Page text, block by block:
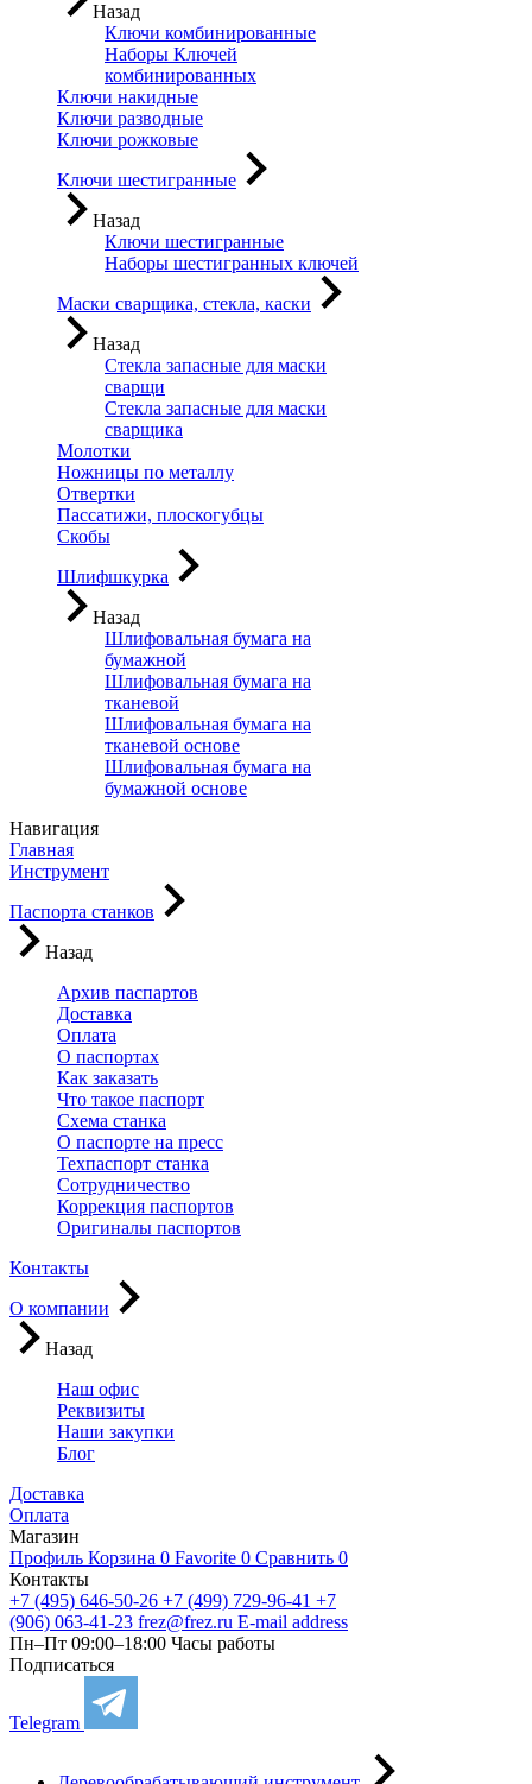
Назад
Ключи комбинированные
Наборы Ключей
комбинированных
Ключи накидные
Ключи разводные
Ключи рожковые
Ключи шестигранные
Назад
Ключи шестигранные
Наборы шестигранных ключей
Маски сварщика, стекла, каски
Назад
Стекла запасные для маски
сварщи
Стекла запасные для маски
сварщика
Молотки
Ножницы по металлу
Отвертки
Пассатижи, плоскогубцы
Скобы
Шлифшкурка
Назад
Шлифовальная бумага на
бумажной
Шлифовальная бумага на
тканевой
Шлифовальная бумага на
тканевой основе
Шлифовальная бумага на
бумажной основе
Навигация
Главная
Инструмент
Паспорта станков
Назад
Архив паспартов
Доставка
Оплата
О паспортах
Как заказать
Что такое паспорт
Схема станка
О паспорте на пресс
Техпаспорт станка
Сотрудничество
Коррекция паспортов
Оригиналы паспортов
Контакты
О компании
Назад
Наш офис
Реквизиты
Наши закупки
Блог
Доставка
Оплата
Магазин
Профиль Корзина 0 Favorite 0 Сравнить 0
Контакты
+7 (495) 646-50-26 +7 (499) 729-96-41 +7
(906) 063-41-23 frez@frez.ru E-mail address
Пн–Пт 09:00–18:00 Часы работы
Подписаться
Telegram